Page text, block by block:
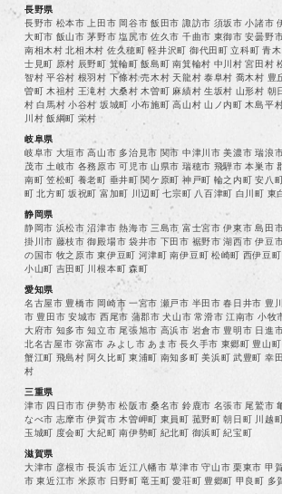
長野県
長野市 松本市 上田市 岡谷市 飯田市 諏訪市 須坂市 小諸市
大町市 飯山市 茅野市 塩尻市 佐久市 千曲市 東御市 安曇野
南相木村 北相木村 佐久穂町 軽井沢町 御代田町 立科町 青
士見町 原村 辰野町 箕輪町 飯島町 南箕輪村 中川村 宮田村
智村 平谷村 根羽村 下條村 売木村 天龍村 泰阜村 喬木村 豊
曽町 木祖村 王滝村 大桑村 木曽町 麻績村 生坂村 山形村 朝
村 白馬村 小谷村 坂城町 小布施町 高山村 山ノ内町 木島平
川村 飯綱町 栄村
岐阜県
岐阜市 大垣市 高山市 多治見市 関市 中津川市 美濃市 瑞浪
茂市 土岐市 各務原市 可児市 山県市 瑞穂市 飛騨市 本巣市
南町 笠松町 養老町 垂井町 関ケ原町 神戸町 輪之内町 安八
町 北方町 坂祝町 富加町 川辺町 七宗町 八百津町 白川町 東
静岡県
静岡市 浜松市 沼津市 熱海市 三島市 富士宮市 伊東市 島田
掛川市 藤枝市 御殿場市 袋井市 下田市 裾野市 湖西市 伊豆
の国市 牧之原市 東伊豆町 河津町 南伊豆町 松崎町 西伊豆
小山町 吉田町 川根本町 森町
愛知県
名古屋市 豊橋市 岡崎市 一宮市 瀬戸市 半田市 春日井市 豊
市 豊田市 安城市 西尾市 蒲郡市 犬山市 常滑市 江南市 小牧
大府市 知多市 知立市 尾張旭市 高浜市 岩倉市 豊明市 日進
北名古屋市 弥富市 みよし市 あま市 長久手市 東郷町 豊山
蟹江町 飛島村 阿久比町 東浦町 南知多町 美浜町 武豊町 幸
村
三重県
津市 四日市市 伊勢市 松阪市 桑名市 鈴鹿市 名張市 尾鷲市
なべ市 志摩市 伊賀市 木曽岬町 東員町 菰野町 朝日町 川越
玉城町 度会町 大紀町 南伊勢町 紀北町 御浜町 紀宝町
滋賀県
大津市 彦根市 長浜市 近江八幡市 草津市 守山市 栗東市 甲
市 東近江市 米原市 日野町 竜王町 愛荘町 豊郷町 甲良町 多